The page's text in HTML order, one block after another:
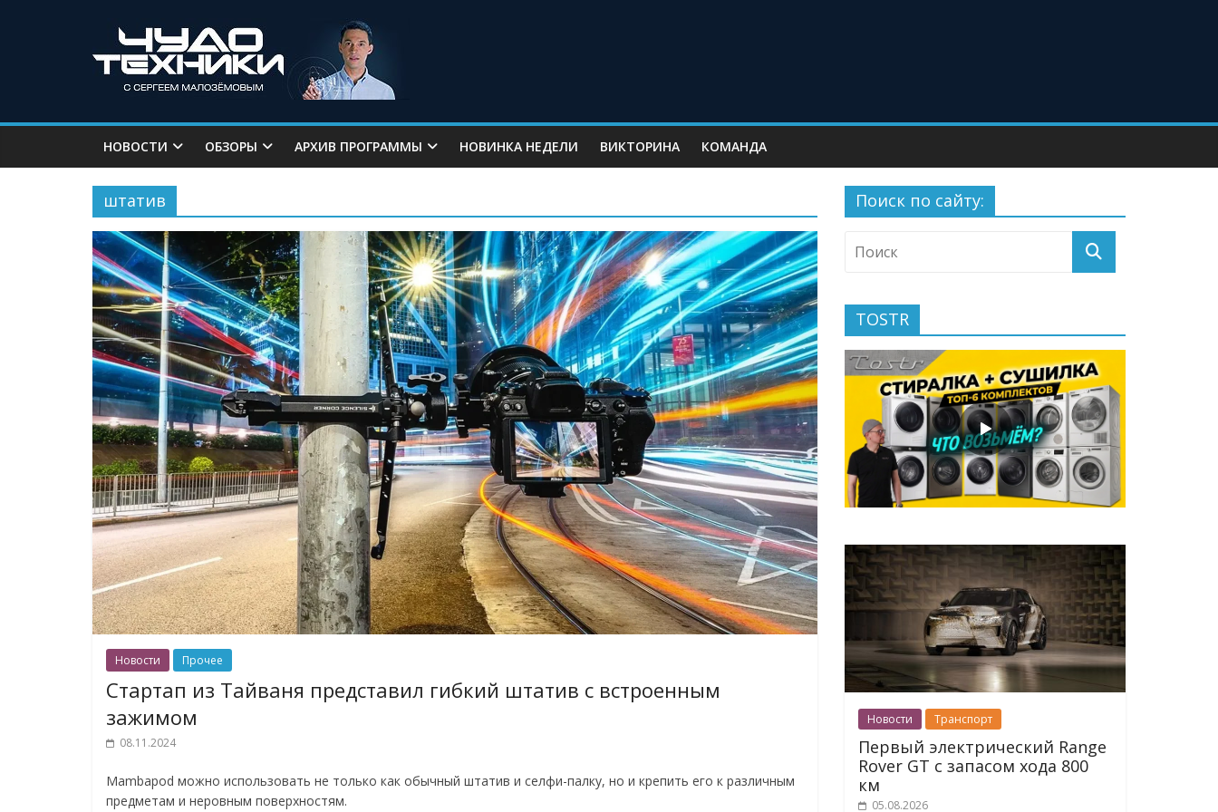
НОВОСТИ ОБЗОРЫ АРХИВ ПРОГРАММЫ НОВИНКА НЕДЕЛИ ВИКТОРИНА КОМАНДА
штатив
Новости Прочее
Стартап из Тайваня представил гибкий штатив с встроенным
зажимом
08.11.2024
Mambapod можно использовать не только как обычный штатив и селфи-палку, но и крепить его к различным
предметам и неровным поверхностям.
Поиск по сайту:
TOSTR
Новости Транспорт
Первый электрический Range
Rover GT с запасом хода 800
км
05.08.2026